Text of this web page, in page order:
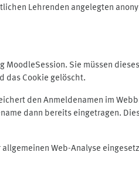
Lehrenden angelegten
Sie müssen
das Cookie gelöscht.
den Anmeldenamen im
dann bereits eingetragen.
Web-Analyse